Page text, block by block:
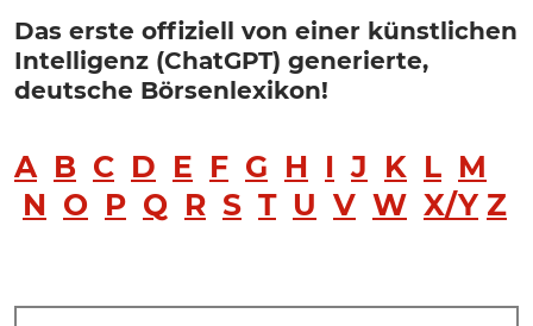
Das erste offiziell von einer künstlichen
Intelligenz (ChatGPT) generierte,
deutsche Börsenlexikon!
A B C D E F G H I J K L M
N O P Q R S T U V W X/Y Z